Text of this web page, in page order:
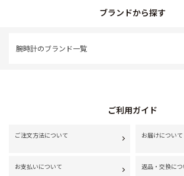
ブランドから探す
腕時計のブランド一覧
ご利用ガイド
ご注文方法について お届けについて
お支払いについて 返品・交換につ